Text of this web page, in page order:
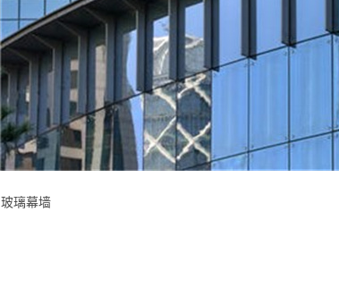
玻璃幕墙